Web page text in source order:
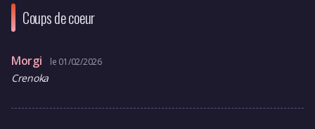
Coups de coeur
Morgi le 01/02/2026
Crenoka